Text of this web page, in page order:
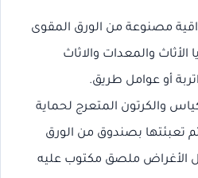
مصنوعة من الورق المقوى
والمعدات والاثاث
أو عوامل طريق.
والكرتون المتعرج لحماية
تعبئتها بصندوق من الورق
الأغراض ملصق مكتوب عليه